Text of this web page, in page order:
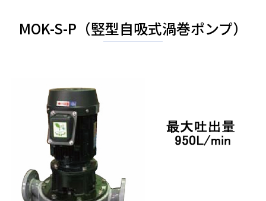
MOK-S-P（竪型自吸式渦巻ポンプ）